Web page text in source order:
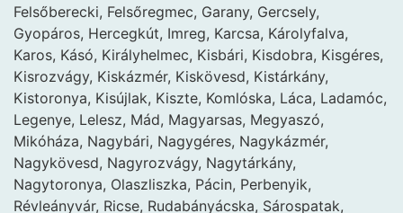
Felsőberecki, Felsőregmec, Garany, Gercsely,
Gyopáros, Hercegkút, Imreg, Karcsa, Károlyfalva,
Karos, Kásó, Királyhelmec, Kisbári, Kisdobra, Kisgéres,
Kisrozvágy, Kiskázmér, Kiskövesd, Kistárkány,
Kistoronya, Kisújlak, Kiszte, Komlóska, Láca, Ladamóc,
Legenye, Lelesz, Mád, Magyarsas, Megyaszó,
Mikóháza, Nagybári, Nagygéres, Nagykázmér,
Nagykövesd, Nagyrozvágy, Nagytárkány,
Nagytoronya, Olaszliszka, Pácin, Perbenyik,
Révleányvár, Ricse, Rudabányácska, Sárospatak,